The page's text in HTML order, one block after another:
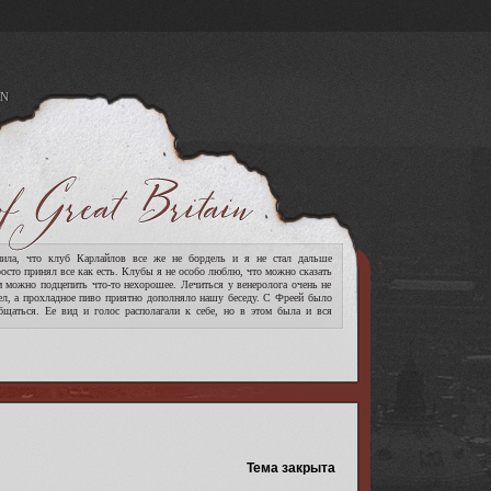
что клуб Карлайлов все же не бордель и я не стал дальше
принял все как есть. Клубы я не особо люблю, что можно сказать
подцепить что-то нехорошее. Лечиться у венеролога очень не
а прохладное пиво приятно дополняло нашу беседу. С Фреей было
Ее вид и голос располагали к себе, но в этом была и вся
Тема закрыта